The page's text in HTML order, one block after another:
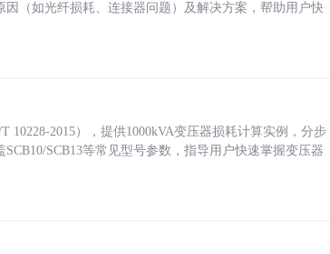
（如光纤损耗、连接器问题）及解决方案，帮助用户快
2015），提供1000kVA变压器损耗计算实例，分步
SCB13等常见型号参数，指导用户快速掌握变压器